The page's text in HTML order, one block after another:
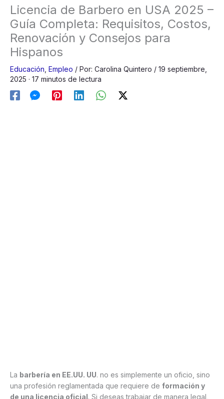
Licencia de Barbero en USA 2025 –
Guía Completa: Requisitos, Costos,
Renovación y Consejos para
Hispanos
Educación Empleo / Por: Carolina Quintero / 19 septiembre,
2025 · 17 minutos de lectura
La barbería en EE.UU. UU. no es simplemente un oficio, sino
una profesión reglamentada que requiere de formación y
de una licencia oficial. Si deseas trabajar de manera legal,